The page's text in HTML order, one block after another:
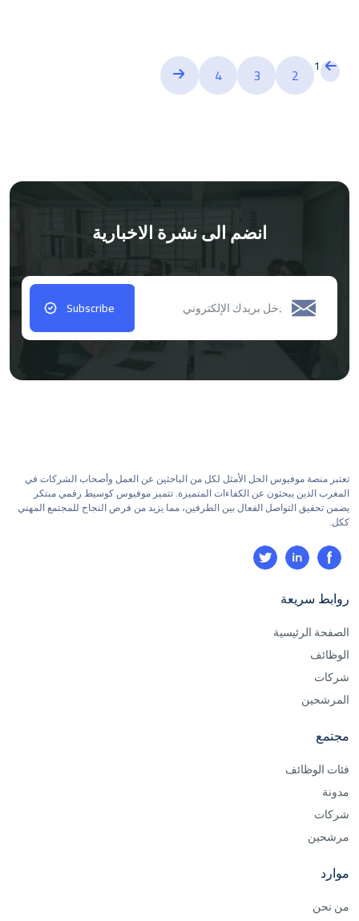
1
2
3
4
انضم الى نشرة الاخبارية
Subscribe
تعتبر منصة موفيوس الحل الأمثل لكل من الباحثين عن العمل وأصحاب الشركات في
المغرب الذين يبحثون عن الكفاءات المتميزة. تتميز موفيوس كوسيط رقمي مبتكر
يضمن تحقيق التواصل الفعال بين الطرفين، مما يزيد من فرص النجاح للمجتمع المهني
ككل.
روابط سريعة
الصفحة الرئيسية
الوظائف
شركات
المرشحين
مجتمع
فئات الوظائف
مدونة
شركات
مرشحين
موارد
من نحن